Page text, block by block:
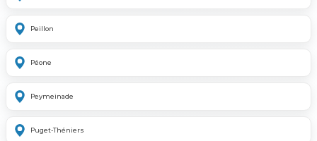
Peillon
Péone
Peymeinade
Puget-Théniers